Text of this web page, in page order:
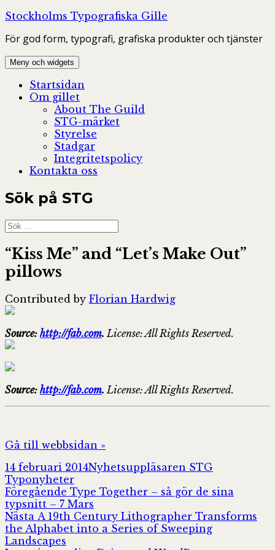
Hoppa
innehåll
Stockholms Typografiska Gille
För god form, typografi, grafiska produkter och tjänster
Meny och widgets
Startsidan
Om gillet
About The Guild
STG-märket
Styrelse
Stadgar
Integritetspolicy
Kontakta oss
Sök på STG
Sök
efter:
“Kiss Me” and “Let’s Make Out”
pillows
Contributed by Florian Hardwig
Source: http://fab.com. License: All Rights Reserved.
Source: http://fab.com. License: All Rights Reserved.
Gå till webbsidan »
Postat
14 februari 2014Författare
Nyhetsuppläsaren STGKategorier
Typonyheter
Inläggsnavigering
Föregående Föregående
inlägg:
Type Together – så gör de sina
typsnitt – 7 Mars
Nästa Nästa
inlägg:
A 19th Century Lithographer Transforms
the Alphabet into a Series of Sweeping
Landscapes